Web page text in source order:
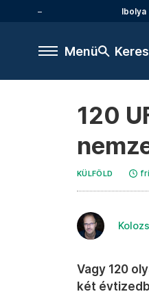
Ibolya
Menü
120
KÜLFÖLD
Vagy 120
két